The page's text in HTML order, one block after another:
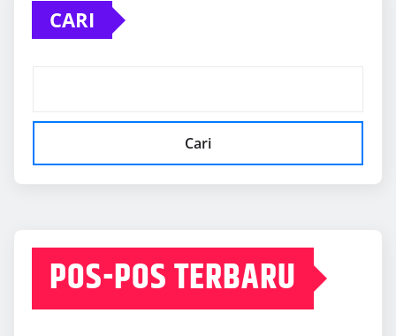
CARI
Cari
POS-POS TERBARU